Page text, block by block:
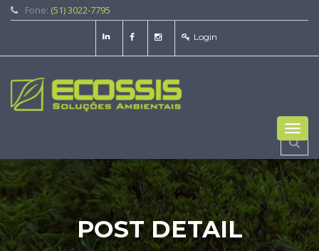
Fone: (51) 3022-7795
Login
POST DETAIL